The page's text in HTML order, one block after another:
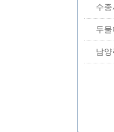
수종
두물
남